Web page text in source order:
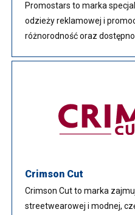
Promostars to marka
odzieży reklamowej i
różnorodność oraz
Crimson Cut
Crimson Cut to marka
streetwearowej i modnej,